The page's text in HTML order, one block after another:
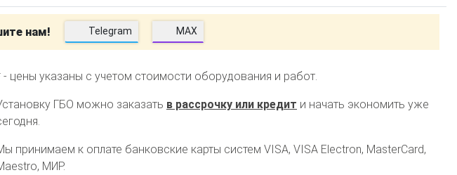
нам! Telegram MAX
- цены указаны с учетом стоимости оборудования и работ.
ГБО можно заказать в рассрочку или кредит и начать экономить уже
принимаем к оплате банковские карты систем VISA, VISA Electron, MasterCard,
МИР.